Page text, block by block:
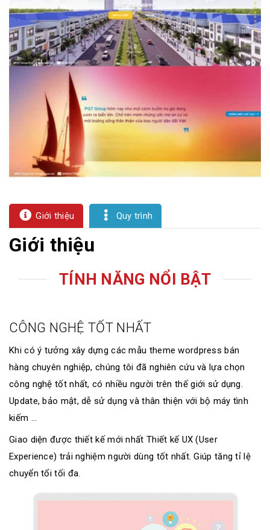
sơ
năng
lực
Khách
hàng
Giới thiệu Quy trình
Giới thiệu
TÍNH NĂNG NỔI BẬT
CÔNG NGHỆ TỐT NHẤT
Khi có ý tưởng xây dựng các mẫu theme wordpress bán
hàng chuyên nghiệp, chúng tôi đã nghiên cứu và lựa chọn
công nghệ tốt nhất, có nhiều người trên thế giới sử dụng.
Update, bảo mật, dễ sử dụng và thân thiện với bộ máy tình
kiếm ...
Giao diện được thiết kế mới nhất Thiết kế UX (User
Experience) trải nghiệm người dùng tốt nhất. Giúp tăng tỉ lệ
chuyển tổi tối đa.